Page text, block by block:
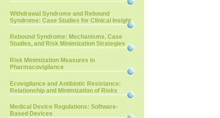
Withdrawal Syndrome and Rebound
Syndrome: Case Studies for Clinical Insight
Rebound Syndrome: Mechanisms, Case
Studies, and Risk Minimization Strategies
Risk Minimization Measures in
Pharmacovigilance
Ecovigilance and Antibiotic Resistance:
Relationship and Minimization of Risks
Medical Device Regulations: Software-
Based Devices